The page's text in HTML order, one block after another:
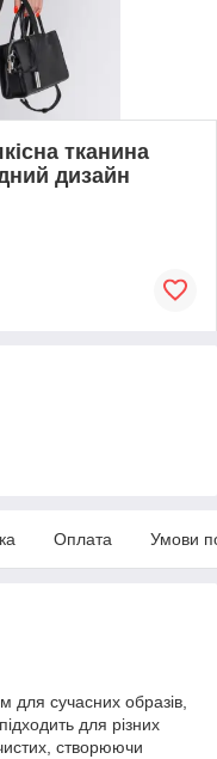
тканина
дизайн
Оплата Умови
для сучасних образів,
для різних
створюючи